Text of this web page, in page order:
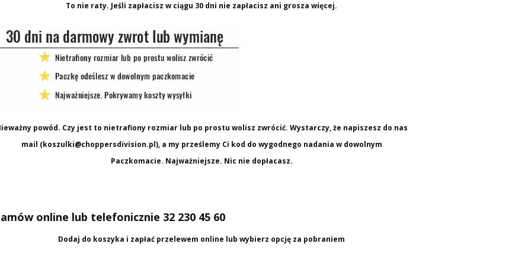
To nie raty. Jeśli zapłacisz w ciągu 30 dni nie zapłacisz ani grosza więcej.
powód. Czy jest to nietrafiony rozmiar lub po prostu wolisz zwrócić. Wystarczy, że napiszesz do nas
mail (koszulki@choppersdivision.pl), a my prześlemy Ci kod do wygodnego nadania w dowolnym
Paczkomacie. Najważniejsze. Nic nie dopłacasz.
online lub telefonicznie 32 230 45 60
Dodaj do koszyka i zapłać przelewem online lub wybierz opcję za pobraniem